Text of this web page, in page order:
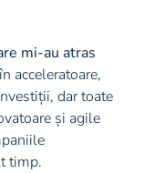
mi-au atras
acceleratoare,
dar toate
și agile
timp.